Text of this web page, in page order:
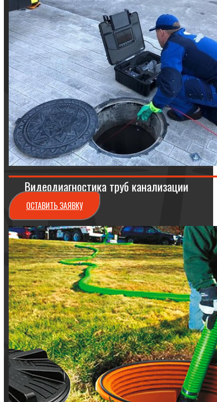
Видеодиагностика труб канализации
ОСТАВИТЬ ЗАЯВКУ